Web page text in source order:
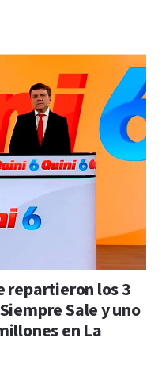
repartieron los 3
Sale y uno
en La